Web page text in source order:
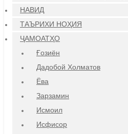
НАВИД
ТАЪРИХИ НОҲИЯ
ҶАМОАТҲО
Ғозиён
Дадобой Холматов
Ёва
Зарзамин
Исмоил
Исфисор